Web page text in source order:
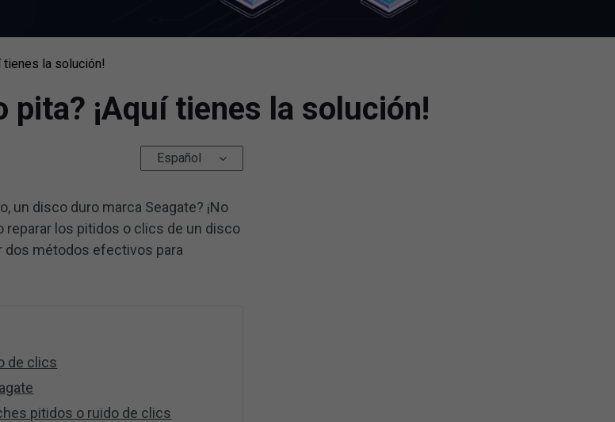
tienes la solución!
pita? ¡Aquí tienes la solución!
Español
un disco duro marca Seagate? ¡No
reparar los pitidos o clics de un disco
dos métodos efectivos para
de clics
pitidos o ruido de clics